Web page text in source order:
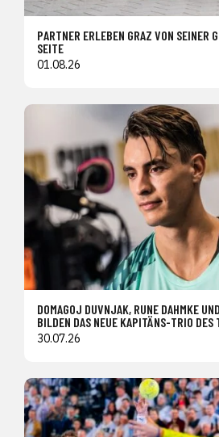
PARTNER ERLEBEN GRAZ VON SEINER
SEITE
01.08.26
DOMAGOJ DUVNJAK, RUNE DAHMKE
BILDEN DAS NEUE KAPITÄNS-TRIO DES
30.07.26